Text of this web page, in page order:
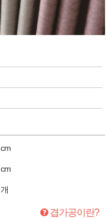
cm
cm
개
겹가공이란?